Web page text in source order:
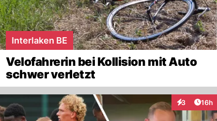
Interlaken BE
Velofahrerin bei Kollision mit Auto
schwer verletzt
3
Interaktionen
16h